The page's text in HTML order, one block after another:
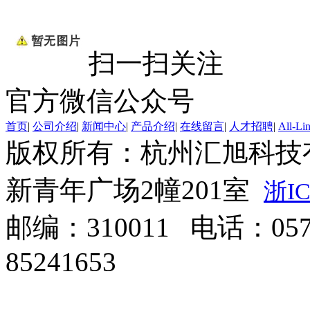
扫一扫关注
官方微信公众号
首页| 公司介绍| 新闻中心| 产品介绍| 在线留言| 人才招聘| All-
版权所有：杭州汇旭科
新青年广场2幢201室 浙
邮编：310011 电话：
85241653